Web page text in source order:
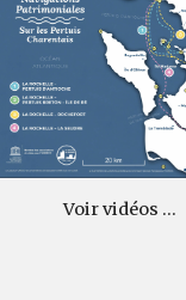
Voir vidéos ...